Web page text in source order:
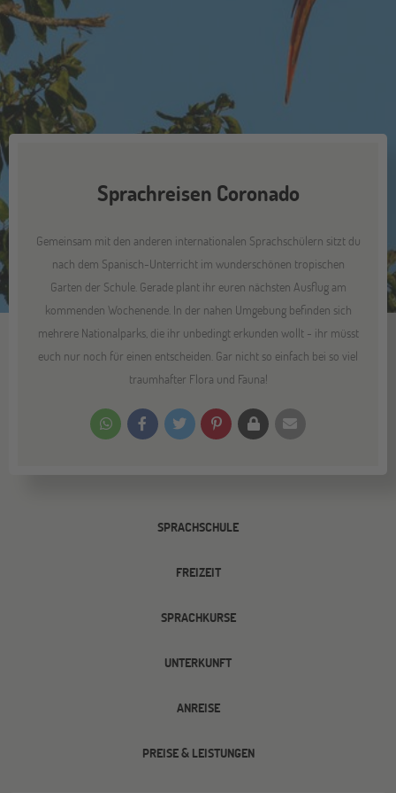
Sprachreisen Coronado
Gemeinsam mit den anderen internationalen Sprachschülern sitzt du
nach dem Spanisch-Unterricht im wunderschönen tropischen
Garten der Schule. Gerade plant ihr euren nächsten Ausflug am
kommenden Wochenende. In der nahen Umgebung befinden sich
mehrere Nationalparks, die ihr unbedingt erkunden wollt - ihr müsst
euch nur noch für einen entscheiden. Gar nicht so einfach bei so viel
traumhafter Flora und Fauna!
SPRACHSCHULE
FREIZEIT
SPRACHKURSE
UNTERKUNFT
ANREISE
PREISE & LEISTUNGEN